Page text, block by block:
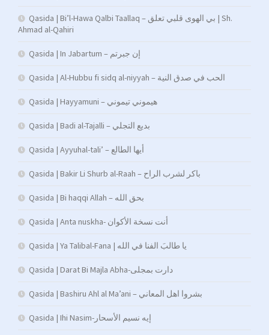
Qasida | Bi’l-Hawa Qalbi Taallaq – بي الهوى قلبي تعلق | Sh.
Ahmad al-Qahiri
Qasida | In Jabartum – إن جبرتم
Qasida | Al-Hubbu fi sidq al-niyyah – الحب في صدق النية
Qasida | Hayyamuni – هيموني تيموني
Qasida | Badi al-Tajalli – بديع التجلي
Qasida | Ayyuhal-tali’ – أيها الطالع
Qasida | Bakir Li Shurb al-Raah – باكر لشرب الراح
Qasida | Bi haqqi Allah – بحق الله
Qasida | Anta nuskha- أنت نسخة الأكوان
Qasida | Ya Talibal-Fana | يا طالبَ الفنا في الله
Qasida | Darat Bi Majla Abha-دارت بمجلى
Qasida | Bashiru Ahl al Ma’ani – بشروا اهل المعاني
Qasida | Ihi Nasim-إيه نسيم الأسحار